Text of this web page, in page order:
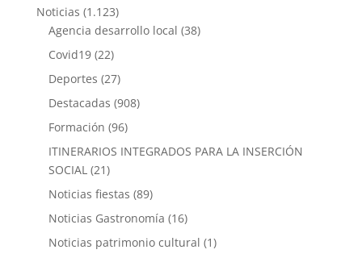
Noticias (1.123)
Agencia desarrollo local (38)
Covid19(22)
Deportes (27)
Destacadas (908)
Formación (96)
ITINERARIOS INTEGRADOS PARA LA INSERCIÓN
SOCIAL(21)
Noticias fiestas (89)
Noticias Gastronomía (16)
Noticias patrimonio cultural (1)